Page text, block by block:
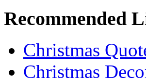
Recommended
Christmas
Christmas